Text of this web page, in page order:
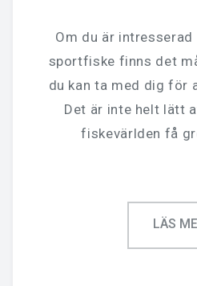
Om du är
sportfiske finns det
du kan ta med dig för
Det är inte helt lätt
fiskevärlden få